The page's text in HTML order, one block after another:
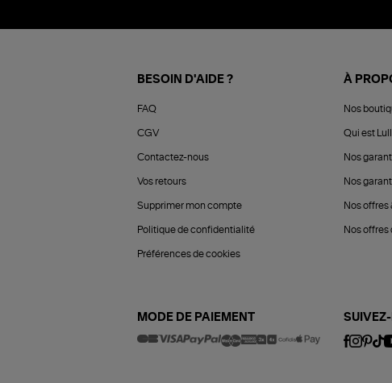
BESOIN D'AIDE ?
FAQ
CGV
Contactez-nous
Vos retours
Supprimer mon compte
Politique de confidentialité
Préférences de cookies
À
Nos
Qui est
Nos
Nos
Nos
Nos offres
MODE DE PAIEMENT